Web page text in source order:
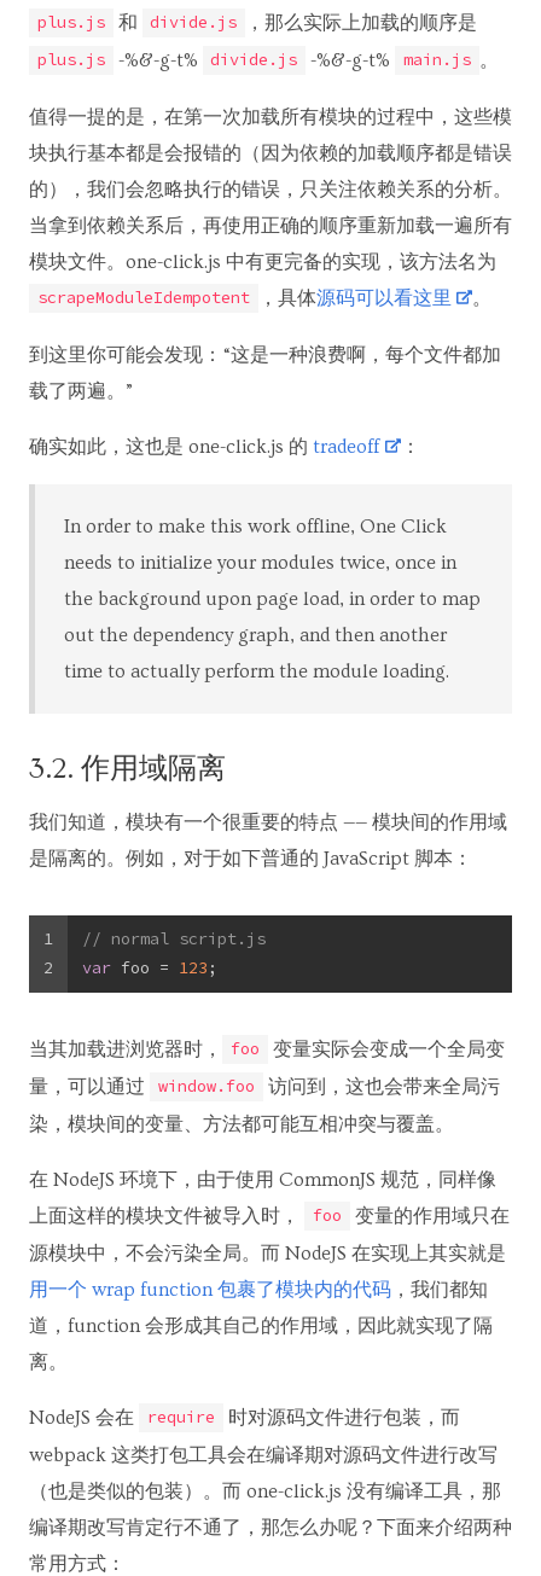
plus.js 和 divide.js ，那么实际上加载的顺序是
plus.js -%&-g-t% divide.js -%&-g-t% main.js 。
值得一提的是，在第一次加载所有模块的过程中，这些模
块执行基本都是会报错的（因为依赖的加载顺序都是错误
的），我们会忽略执行的错误，只关注依赖关系的分析。
当拿到依赖关系后，再使用正确的顺序重新加载一遍所有
模块文件。one-click.js 中有更完备的实现，该方法名为
scrapeModuleIdempotent ，具体源码可以看这里 。
到这里你可能会发现：“这是一种浪费啊，每个文件都加
载了两遍。”
确实如此，这也是 one-click.js 的 tradeoff ：
In order to make this work offline, One Click
needs to initialize your modules twice, once in
the background upon page load, in order to map
out the dependency graph, and then another
time to actually perform the module loading.
3.2. 作用域隔离
我们知道，模块有一个很重要的特点 —— 模块间的作用域
是隔离的。例如，对于如下普通的 JavaScript 脚本：
1
2
// normal script.js
var foo = 123 ;
当其加载进浏览器时， foo
变量实际会变成一个全局变
量，可以通过
window.foo
访问到，这也会带来全局污
染，模块间的变量、方法都可能互相冲突与覆盖。
在 NodeJS 环境下，由于使用 CommonJS 规范，同样像
上面这样的模块文件被导入时，
foo
变量的作用域只在
源模块中，不会污染全局。而 NodeJS 在实现上其实就是
用一个 wrap function 包裹了模块内的代码 ，我们都知
道，function 会形成其自己的作用域，因此就实现了隔
离。
NodeJS 会在 require
时对源码文件进行包装，而
webpack 这类打包工具会在编译期对源码文件进行改写
（也是类似的包装）。而 one-click.js 没有编译工具，那
编译期改写肯定行不通了，那怎么办呢？下面来介绍两种
常用方式：